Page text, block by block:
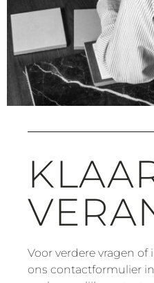
Voor verdere vragen
ons contactformulier